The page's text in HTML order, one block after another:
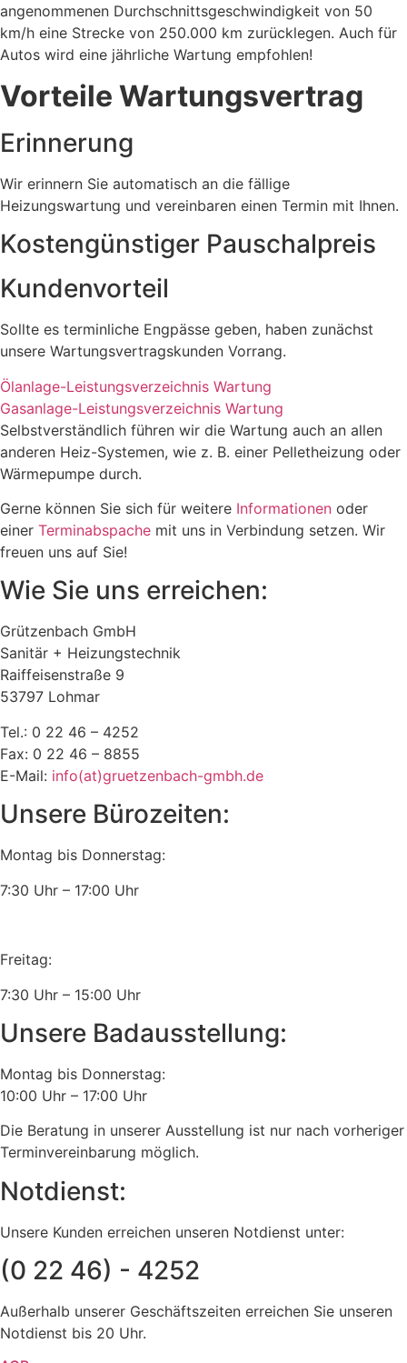
angenommenen Durchschnittsgeschwindigkeit von 50
km/h eine Strecke von 250.000 km zurücklegen. Auch für
Autos wird eine jährliche Wartung empfohlen!
Vorteile Wartungsvertrag
Erinnerung
Wir erinnern Sie automatisch an die fällige
Heizungswartung und vereinbaren einen Termin mit Ihnen.
Kostengünstiger Pauschalpreis
Kundenvorteil
Sollte es terminliche Engpässe geben, haben zunächst
unsere Wartungsvertragskunden Vorrang.
Ölanlage-Leistungsverzeichnis Wartung
Gasanlage-Leistungsverzeichnis Wartung
Selbstverständlich führen wir die Wartung auch an allen
anderen Heiz-Systemen, wie z. B. einer Pelletheizung oder
Wärmepumpe durch.
Gerne können Sie sich für weitere Informationen oder
einer Terminabspache mit uns in Verbindung setzen. Wir
freuen uns auf Sie!
Wie Sie uns erreichen:
Grützenbach GmbH
Sanitär + Heizungstechnik
Raiffeisenstraße 9
53797 Lohmar
Tel.: 0 22 46 – 4252
Fax: 0 22 46 – 8855
E-Mail: info(at)gruetzenbach-gmbh.de
Unsere Bürozeiten:
Montag bis Donnerstag:
7:30 Uhr – 17:00 Uhr
Freitag:
7:30 Uhr – 15:00 Uhr
Unsere Badausstellung:
Montag bis Donnerstag:
10:00 Uhr – 17:00 Uhr
Die Beratung in unserer Ausstellung ist nur nach vorheriger
Terminvereinbarung möglich.
Notdienst:
Unsere Kunden erreichen unseren Notdienst unter:
(0 22 46) - 4252
Außerhalb unserer Geschäftszeiten erreichen Sie unseren
Notdienst bis 20 Uhr.